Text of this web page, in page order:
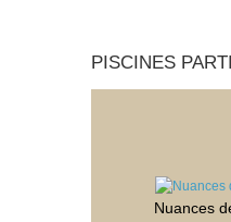
PISCINES
Nuances